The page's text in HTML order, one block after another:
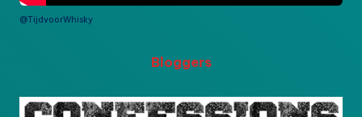
@TijdvoorWhisky
Bloggers